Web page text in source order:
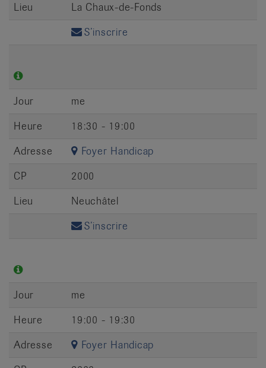
Lieu
La Chaux-de-Fonds
S’inscrire
Jour
me
Heure
18:30 - 19:00
Adresse
Foyer Handicap
CP
2000
Lieu
Neuchâtel
S’inscrire
Jour
me
Heure
19:00 - 19:30
Adresse
Foyer Handicap